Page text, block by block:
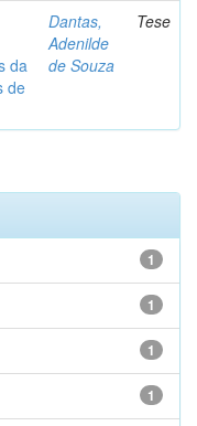
da
de
Dantas,
Adenilde
de Souza
Tese
1
1
1
1